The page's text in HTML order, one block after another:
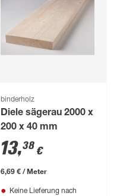
binderholz
Diele sägerau 2000 x
200 x 40 mm
13,38 €
6,69 € / Meter
Keine Lieferung nach